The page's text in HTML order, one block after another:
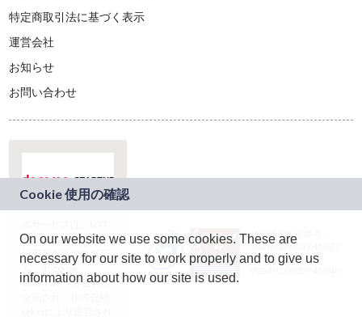
特定商取引法に基づく表示
運営会社
お知らせ
お問い合わせ
ドコモグループの新
規事業創出プログラ
ム「docomo
STARTUP」を通じて
JASRAC許諾番号：
9024936001Y45037
JASRAC許諾番号：
On our website we use some cookies. These are
necessary for our site to work properly and to give us
information about how our site is used.